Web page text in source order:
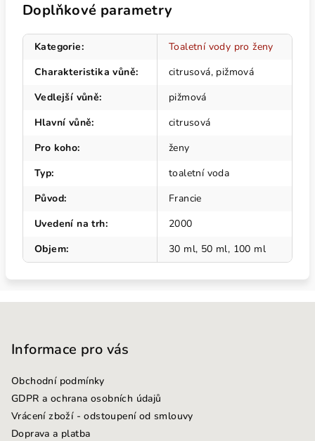
Doplňkové parametry
Kategorie:
Toaletní vody pro ženy
Charakteristika vůně:
citrusová, pižmová
Vedlejší vůně:
pižmová
Hlavní vůně:
citrusová
Pro koho:
ženy
Typ:
toaletní voda
Původ:
Francie
Uvedení na trh:
2000
Objem: 30 ml, 50 ml, 100 ml
Informace pro vás
Obchodní podmínky
GDPR a ochrana osobních údajů
Vrácení zboží - odstoupení od smlouvy
Doprava a platba